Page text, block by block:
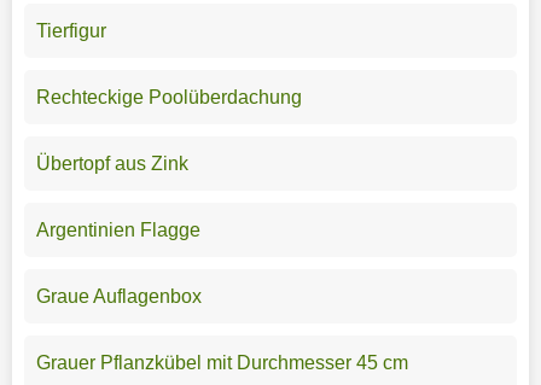
Tierfigur
Rechteckige Poolüberdachung
Übertopf aus Zink
Argentinien Flagge
Graue Auflagenbox
Grauer Pflanzkübel mit Durchmesser 45 cm